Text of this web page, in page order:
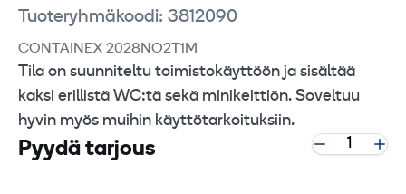
Tuoteryhmäkoodi: 3812090
CONTAINEX 2028NO2T1M
Tila on suunniteltu toimistokäyttöön ja sisältää
kaksi erillistä WC:tä sekä minikeittiön. Soveltuu
hyvin myös muihin käyttötarkoituksiin.
Pyydä tarjous